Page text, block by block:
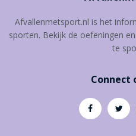
Afvallenmetsport.nl is het
sporten. Bekijk de oefeningen
te
Connect